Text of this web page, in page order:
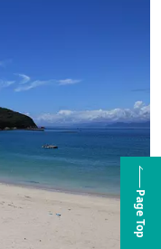
Page Top